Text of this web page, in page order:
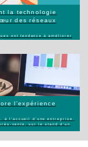
la technologie
des réseaux
l'expérience
à l'accueil d'une entreprise,